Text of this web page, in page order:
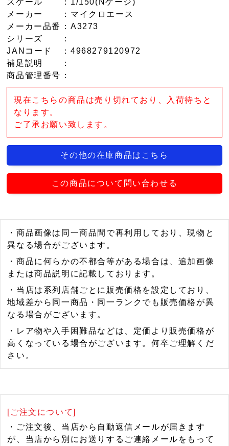
スケール
：1/150(Nゲージ)
メーカー
：マイクロエース
メーカー品番
：A3273
シリーズ
：
JANコード
：4968279120972
補足説明
：
商品管理番号 ：
現在こちらの商品は売り切れており、入荷待ちと
なります。
ご了承お願い致します。
その他の在庫商品はこちら
この商品について問い合わせる
・商品画像は同一商品間で再利用しており、現物と
異なる場合がございます。
・商品に何らかの不都合等がある場合は、追加画像
または商品説明に記載しております。
・当店は系列店舗ごとに販売価格を設定しており、
地域差から同一商品・同一ランクでも販売価格が異
なる場合がございます。
・レア物や入手困難品などは、定価より販売価格が
高くなっている場合がございます。何卒ご理解くだ
さい。
[ご注文について]
・ご注文後、当店から自動返信メールが届きます
が、当店から別にお送りするご連絡メールをもって